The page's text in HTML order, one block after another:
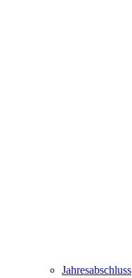
Jahresabschluss